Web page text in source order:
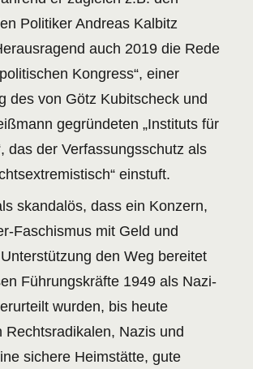
Politiker Andreas Kalbitz
auch 2019 die Rede
Kongress“, einer
des von Götz Kubitscheck und
gegründeten „Instituts für
das der Verfassungsschutz als
einstuft.
skandalös, dass ein Konzern,
Faschismus mit Geld und
den Weg bereitet
Führungskräfte 1949 als Nazi-
wurden, bis heute
Rechtsradikalen, Nazis und
sichere Heimstätte, gute